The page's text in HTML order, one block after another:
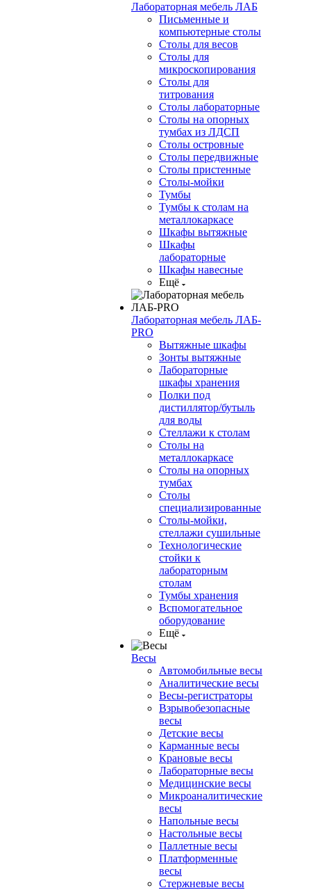
Лабораторная мебель ЛАБ
Письменные и
компьютерные столы
Столы для весов
Столы для
микроскопирования
Столы для
титрования
Столы лабораторные
Столы на опорных
тумбах из ЛДСП
Столы островные
Столы передвижные
Столы пристенные
Столы-мойки
Тумбы
Тумбы к столам на
металлокаркасе
Шкафы вытяжные
Шкафы
лабораторные
Шкафы навесные
Ещё
Лабораторная мебель ЛАБ-
PRO
Вытяжные шкафы
Зонты вытяжные
Лабораторные
шкафы хранения
Полки под
дистиллятор/бутыль
для воды
Стеллажи к столам
Столы на
металлокаркасе
Столы на опорных
тумбах
Столы
специализированные
Столы-мойки,
стеллажи сушильные
Технологические
стойки к
лабораторным
столам
Тумбы хранения
Вспомогательное
оборудование
Ещё
Весы
Автомобильные весы
Аналитические весы
Весы-регистраторы
Взрывобезопасные
весы
Детские весы
Карманные весы
Крановые весы
Лабораторные весы
Медицинские весы
Микроаналитические
весы
Напольные весы
Настольные весы
Паллетные весы
Платформенные
весы
Стержневые весы